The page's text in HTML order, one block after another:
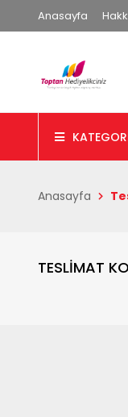
Anasayfa
Anasayfa
TESLİMAT